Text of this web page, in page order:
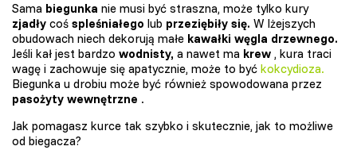
Sama biegunka nie musi być straszna, może tylko kury
zjadły coś spleśniałego lub przeziębiły się. W lżejszych
obudowach niech dekorują małe kawałki węgla drzewnego.
Jeśli kał jest bardzo wodnisty, a nawet ma krew , kura traci
wagę i zachowuje się apatycznie, może to być kokcydioza.
Biegunka u drobiu może być również spowodowana przez
pasożyty wewnętrzne .
Jak pomagasz kurce tak szybko i skutecznie, jak to możliwe
od biegacza?